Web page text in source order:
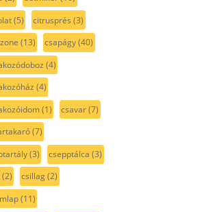
(5) citrusprés (3)
(13) csapágy(40)
(4)
(4)
(1) csavar(7)
(7)
(3) csepptálca (3)
(2) csillag(2)
(11)